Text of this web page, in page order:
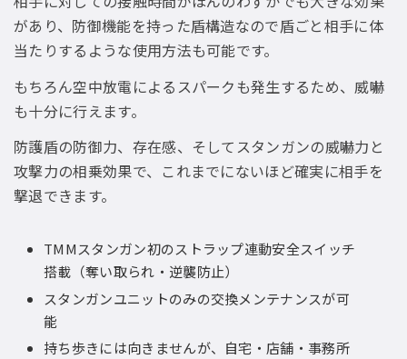
があり、防御機能を持った盾構造なので盾ごと相手に体
当たりするような使用方法も可能です。
もちろん空中放電によるスパークも発生するため、威嚇
も十分に行えます。
防護盾の防御力、存在感、そしてスタンガンの威嚇力と
攻撃力の相乗効果で、これまでにないほど確実に相手を
撃退できます。
TMMスタンガン初のストラップ連動安全スイッチ
搭載（奪い取られ・逆襲防止）
スタンガンユニットのみの交換メンテナンスが可
能
持ち歩きには向きませんが、自宅・店舗・事務所